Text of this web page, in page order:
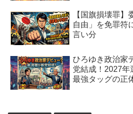
【国旗損壊罪
自由」を免罪符
言い分
ひろゆき政治家
党結成！2027年
最強タッグの正